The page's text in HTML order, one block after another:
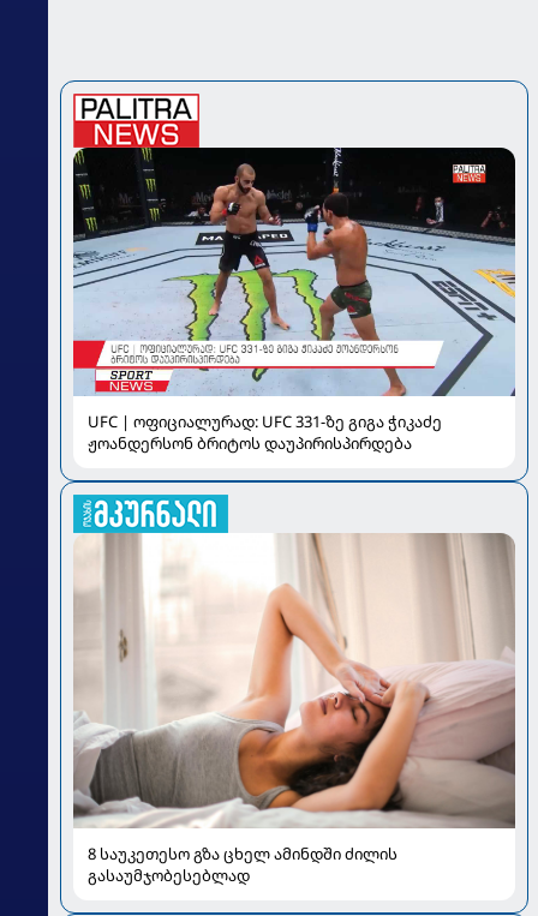
UFC | ოფიციალურად: UFC 331-ზე გიგა ჭიკაძე
ჟოანდერსონ ბრიტოს დაუპირისპირდება
8 საუკეთესო გზა ცხელ ამინდში ძილის
გასაუმჯობესებლად